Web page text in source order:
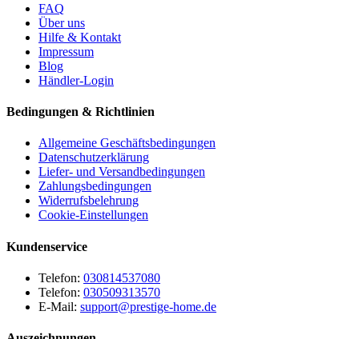
FAQ
Über uns
Hilfe & Kontakt
Impressum
Blog
Händler-Login
Bedingungen & Richtlinien
Allgemeine Geschäftsbedingungen
Datenschutzerklärung
Liefer- und Versandbedingungen
Zahlungsbedingungen
Widerrufsbelehrung
Cookie-Einstellungen
Kundenservice
Telefon: 030814537080
Telefon: 030509313570
E-Mail: support@prestige-home.de